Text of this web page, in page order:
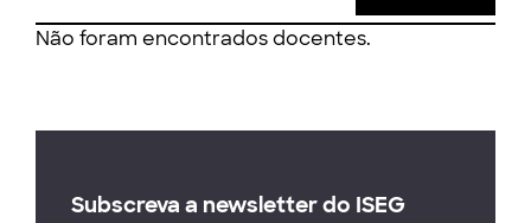
Não foram encontrados docentes.
Subscreva a newsletter do ISEG